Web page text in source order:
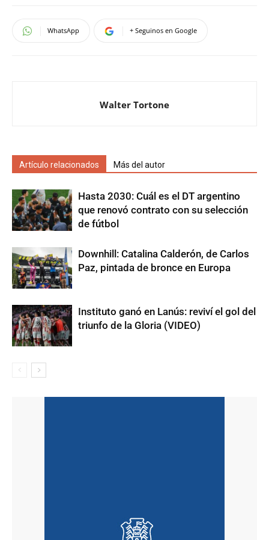
WhatsApp + Seguinos en Google
Walter Tortone
Artículo relacionados Más del autor
Hasta 2030: Cuál es el DT argentino
que renovó contrato con su selección
de fútbol
Downhill: Catalina Calderón, de Carlos
Paz, pintada de bronce en Europa
Instituto ganó en Lanús: reviví el gol del
triunfo de la Gloria (VIDEO)